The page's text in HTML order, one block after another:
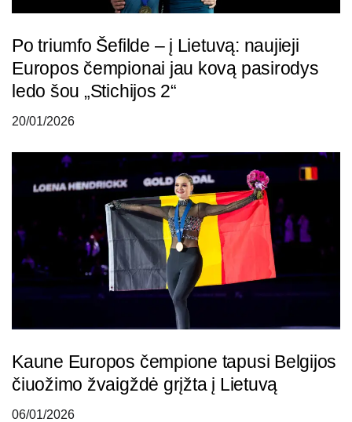
Po triumfo Šefilde – į Lietuvą: naujieji
Europos čempionai jau kovą pasirodys
ledo šou „Stichijos 2“
20/01/2026
Kaune Europos čempione tapusi Belgijos
čiuožimo žvaigždė grįžta į Lietuvą
06/01/2026